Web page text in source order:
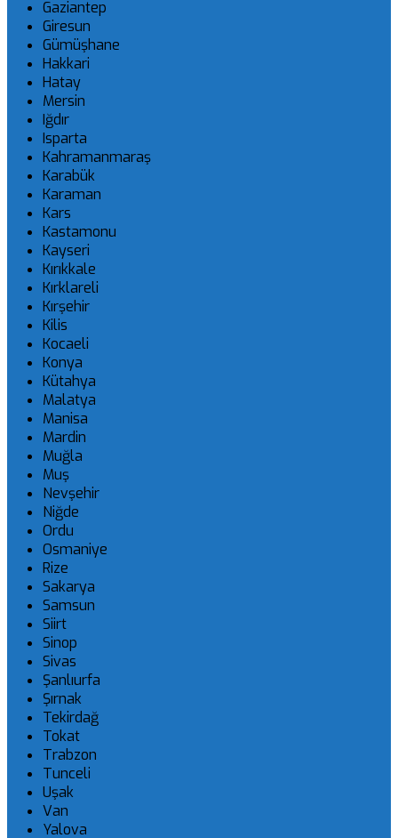
Gaziantep
Giresun
Gümüşhane
Hakkari
Hatay
Mersin
Iğdır
Isparta
Kahramanmaraş
Karabük
Karaman
Kars
Kastamonu
Kayseri
Kırıkkale
Kırklareli
Kırşehir
Kilis
Kocaeli
Konya
Kütahya
Malatya
Manisa
Mardin
Muğla
Muş
Nevşehir
Niğde
Ordu
Osmaniye
Rize
Sakarya
Samsun
Siirt
Sinop
Sivas
Şanlıurfa
Şırnak
Tekirdağ
Tokat
Trabzon
Tunceli
Uşak
Van
Yalova